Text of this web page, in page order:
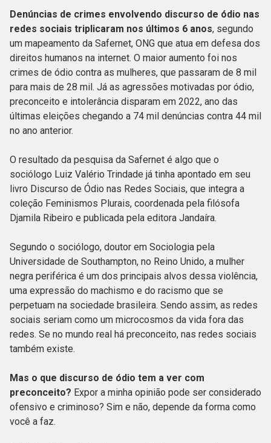
Denúncias de crimes envolvendo discurso de ódio nas
redes sociais triplicaram nos últimos 6 anos, segundo
um mapeamento da Safernet, ONG que atua em defesa dos
direitos humanos na internet. O maior aumento foi nos
crimes de ódio contra as mulheres, que passaram de 8 mil
para mais de 28 mil. Já as agressões motivadas por ódio,
preconceito e intolerância disparam em 2022, ano das
últimas eleições chegando a 74 mil denúncias contra 44 mil
no ano anterior.
O resultado da pesquisa da Safernet é algo que o
sociólogo Luiz Valério Trindade já tinha apontado em seu
livro Discurso de Ódio nas Redes Sociais, que integra a
coleção Feminismos Plurais, coordenada pela filósofa
Djamila Ribeiro e publicada pela editora Jandaíra.
Segundo o sociólogo, doutor em Sociologia pela
Universidade de Southampton, no Reino Unido, a mulher
negra periférica é um dos principais alvos dessa violência,
uma expressão do machismo e do racismo que se
perpetuam na sociedade brasileira. Sendo assim, as redes
sociais seriam como um microcosmos da vida fora das
redes. Se no mundo real há preconceito, nas redes sociais
também existe.
Mas o que discurso de ódio tem a ver com
preconceito? Expor a minha opinião pode ser considerado
ofensivo e criminoso? Sim e não, depende da forma como
você a faz.